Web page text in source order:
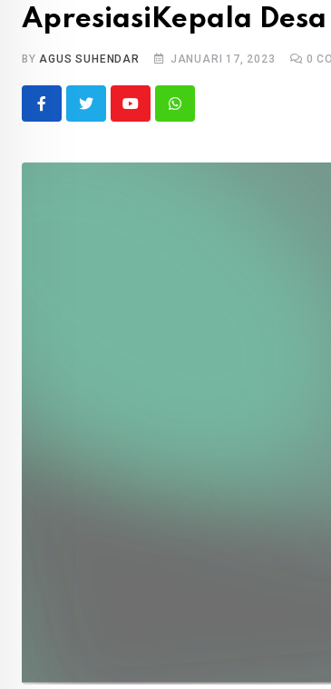
ApresiasiKepala
BYAGUS SUHENDAR JANUARI 17, 2023 0
YoutubeWhatsapp